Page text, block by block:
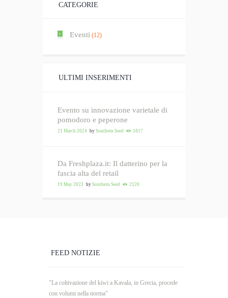
CATEGORIE
Eventi (12)
ULTIMI INSERIMENTI
Evento su innovazione varietale di
pomodoro e peperone
21 March 2024 by Southern Seed 1817
Da Freshplaza.it: Il datterino per la
fascia alta del retail
19 May 2023 by Southern Seed 2120
FEED NOTIZIE
"La coltivazione del kiwi a Kavala, in Grecia, procede
con volumi nella norma"